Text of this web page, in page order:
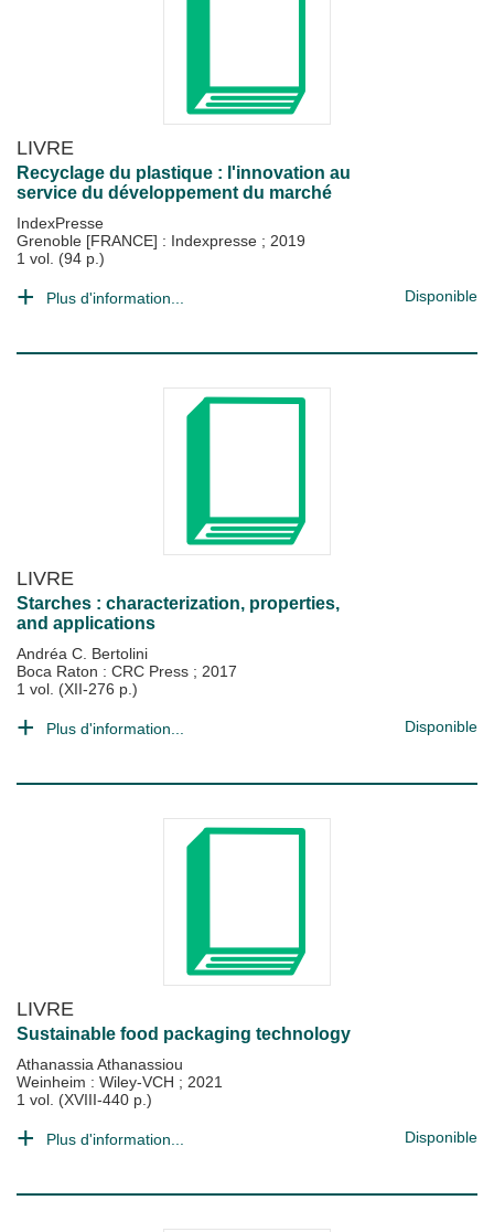
LIVRE
Recyclage du plastique : l'innovation au
service du développement du marché
IndexPresse
Grenoble [FRANCE] : Indexpresse ; 2019
1 vol. (94 p.)
Plus d'information... Disponible
LIVRE
Starches : characterization, properties,
and applications
Andréa C. Bertolini
Boca Raton : CRC Press ; 2017
1 vol. (XII-276 p.)
Plus d'information... Disponible
LIVRE
Sustainable food packaging technology
Athanassia Athanassiou
Weinheim : Wiley-VCH ; 2021
1 vol. (XVIII-440 p.)
Plus d'information... Disponible